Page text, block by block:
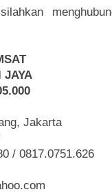
JAYA
Jakarta
/ 0817.0751.626